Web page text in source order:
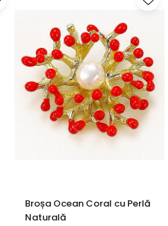
Broșa Ocean Coral cu Perlă
Naturală